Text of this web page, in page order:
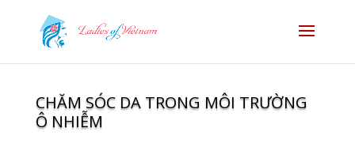
CHĂM SÓC DA TRONG MÔI TRƯỜNG
Ô NHIỄM